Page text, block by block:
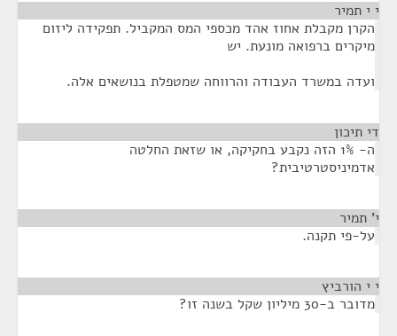
י י תמיר
הקרן מקבלת אחוז אהד מכספי המס המקביל. תפקידה ליזום
מיקרים ברפואה מונעת. יש
ועדה במשרד העבודה והרווחה שמטפלת בנושאים אלה.
די תיכון
ה- 1% הזה נקבע בחקיקה, או שזאת החלטה
אדמיניסטרטיבית?
י' תמיר
על-פי תקנה.
י י הורביץ
מדובר ב-30 מיליון שקל בשנה זו?